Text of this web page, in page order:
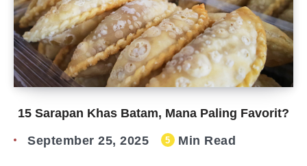
15 Sarapan Khas Batam, Mana Paling Favorit?
September 25, 2025 5 Min Read